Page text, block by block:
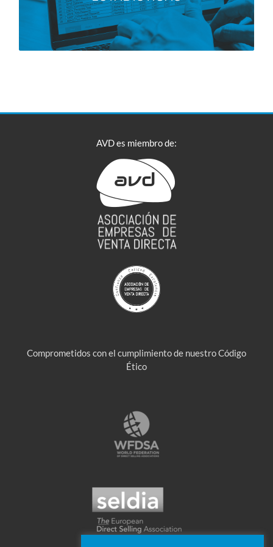
IR
AVD es miembro de:
Comprometidos con el cumplimiento de nuestro Código
Ético